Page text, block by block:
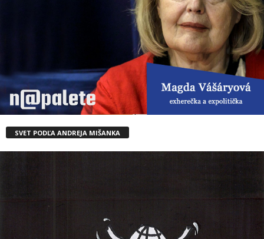
SVET PODĽA ANDREJA MIŠANKA